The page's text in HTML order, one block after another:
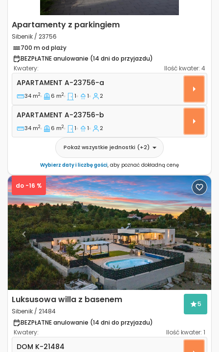
Apartamenty z parkingiem
Sibenik / 23756
700 m od plaży
BEZPŁATNE anulowanie (14 dni do przyjazdu)
Kwatery:
Ilość kwater: 4
Jednopokojowy apartament Sibenik A-23756-a
APARTAMENT A-23756-a
34 m2 6 m2 1 1 2
Apartament A-23756-b
APARTAMENT A-23756-b
34 m2 6 m2 1 1 2
Pokaż wszystkie jednostki (+2)
Wybierz daty i liczbę gości, aby poznać dokładną cenę
Previous Next
do -16 %
Luksusowa willa z basenem
Sibenik / 21484
5
BEZPŁATNE anulowanie (14 dni do przyjazdu)
Kwatery:
Ilość kwater: 1
Trzypokojowy dom Sibenik K-21484
DOM K-21484